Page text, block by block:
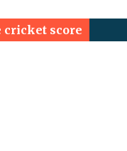
cricket score